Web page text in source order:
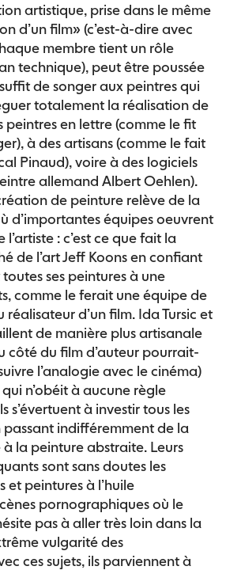
artistique, prise dans le même
d’un film» (c’est-à-dire avec
membre tient un rôle
technique), peut être poussée
de songer aux peintres qui
totalement la réalisation de
peintres en lettre (comme le fit
à des artisans (comme le fait
Pinaud), voire à des logiciels
allemand Albert Oehlen).
de peinture relève de la
d’importantes équipes oeuvrent
: c’est ce que fait la
de l’art Jeff Koons en confiant
ses peintures à une
comme le ferait une équipe de
d’un film. Ida Tursic et
de manière plus artisanale
côté du film d’auteur pourrait-
l’analogie avec le cinéma)
n’obéit à aucune règle
s’évertuent à investir tous les
passant indifféremment de la
la peinture abstraite. Leurs
sont sans doutes les
et peintures à l’huile
pornographiques où le
pas à aller très loin dans la
vulgarité des
ces sujets, ils parviennent à